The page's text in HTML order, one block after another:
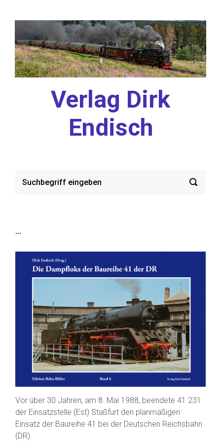
Verlag Dirk
Endisch
...
Vor über 30 Jahren, am 8. Mai 1988, beendete 41 231
der Einsatzstelle (Est) Staßfurt den planmäßigen
Einsatz der Baureihe 41 bei der Deutschen Reichsbahn
(DR).